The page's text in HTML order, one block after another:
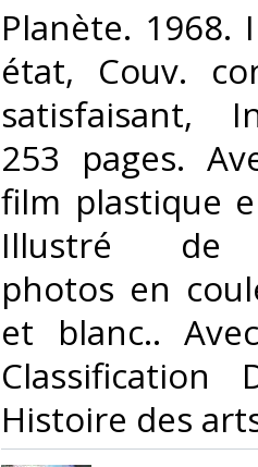
‎Planète. 1968.
état, Couv.
satisfaisant,
253 pages.
film plastique
Illustré de
photos en
et blanc..
Classification
Histoire des